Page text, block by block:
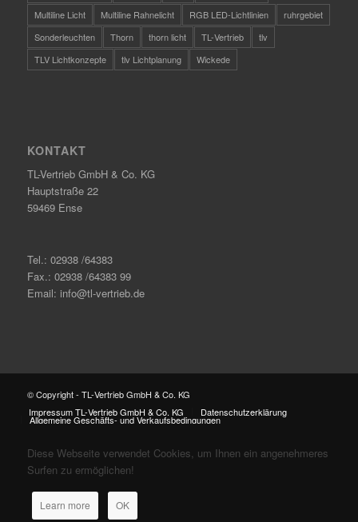
Multiline Licht
Multiline Rahnelicht RGB LED-Lichtlinien
ruhrgebiet
Sonderleuchten
Thorn thorn licht TL-Vertrieb
tlv
TLV Lichtkonzepte
tlv Lichtplanung Wickede
KONTAKT
TL-Vertrieb GmbH & Co. KG
Hauptstraße 22
59469 Ense
Tel.: 02938 /64383
Fax.: 02938 /64383 99
Email: info@tl-vertrieb.de
© Copyright - TL-Vertrieb GmbH & Co. KG
Impressum TL-Vertrieb GmbH & Co. KG
Datenschutzerklärung
Allgemeine Geschäfts- und Verkaufsbedingungen
Diese Webseite verwendet Cookies, um Ihnen ein angenehmeres
Surfen zu ermöglichen!
Learn more OK